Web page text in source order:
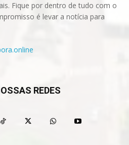
Fique por dentro de tudo com o
é levar a notícia para
REDES